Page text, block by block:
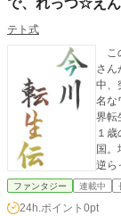
で、れっつ☆え
テト式
こ
さん
中、
名な
界転
１
国。場所
逆ら
ファンタジー 連載中
24h.ポイント 0pt